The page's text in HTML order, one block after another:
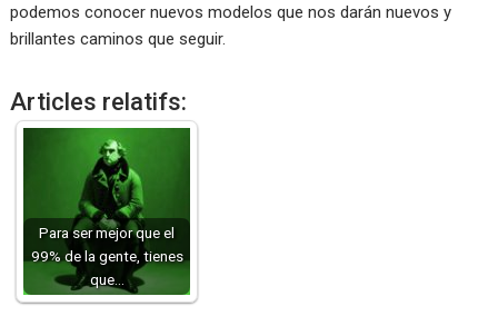
podemos conocer nuevos modelos que nos darán nuevos y
brillantes caminos que seguir.
Articles relatifs:
Para ser mejor que el
99% de la gente, tienes
que…